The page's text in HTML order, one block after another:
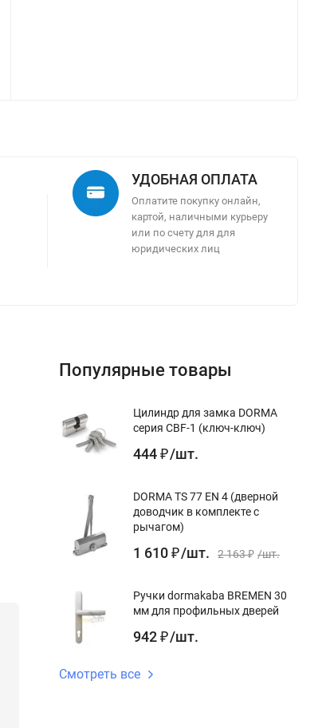
УДОБНАЯ ОПЛАТА
Оплатите покупку онлайн,
картой, наличными курьеру
или по счету для для
юридических лиц
Популярные товары
Цилиндр для замка DORMA
серия CBF-1 (ключ-ключ)
444 ₽ /шт.
DORMA TS 77 EN 4 (дверной
доводчик в комплекте с
рычагом)
1 610 ₽ /шт. 2 163 ₽ /шт.
Ручки dormakaba BREMEN 30
мм для профильных дверей
942 ₽ /шт.
Смотреть все